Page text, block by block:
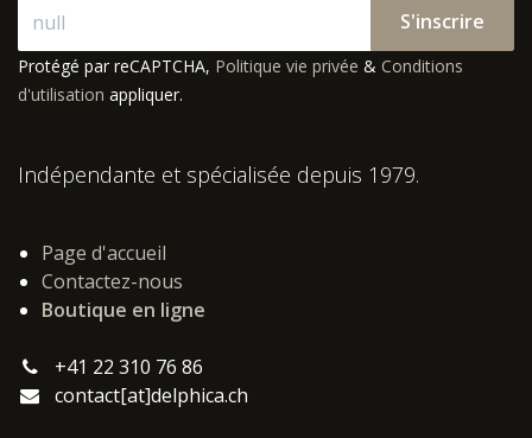
S'inscrire
Protégé par reCAPTCHA, Politique vie privée & Conditions
d'utilisation appliquer.
Indépendante et spécialisée depuis 1979.
Page d'accueil
Contactez-nous
Boutique en ligne
+41 22 310 76 86
contact[at]delphica.ch